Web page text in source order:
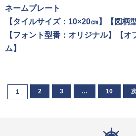
ネームプレート
【タイルサイズ：10×20㎝】【図柄
【フォント型番：オリジナル】【
ム】
1 2 3 … 10